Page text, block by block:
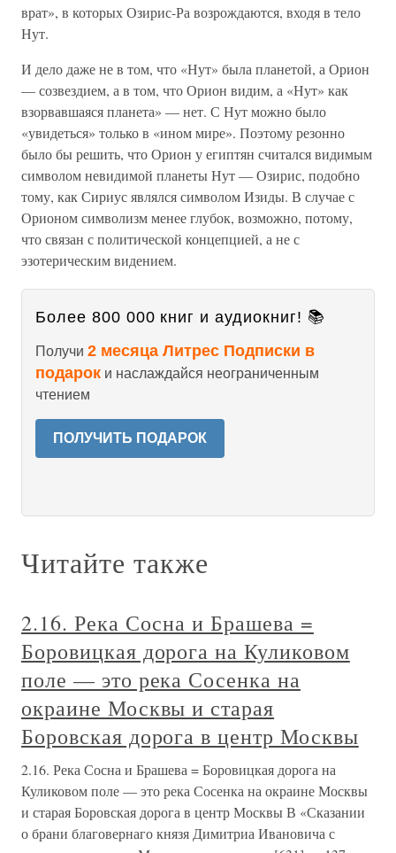
врат», в которых Озирис-Ра возрождаются, входя в тело
Нут.
И дело даже не в том, что «Нут» была планетой, а Орион
— созвездием, а в том, что Орион видим, а «Нут» как
взорвавшаяся планета» — нет. С Нут можно было
«увидеться» только в «ином мире». Поэтому резонно
было бы решить, что Орион у египтян считался видимым
символом невидимой планеты Нут — Озирис, подобно
тому, как Сириус являлся символом Изиды. В случае с
Орионом символизм менее глубок, возможно, потому,
что связан с политической концепцией, а не с
эзотерическим видением.
Более 800 000 книг и аудиокниг! 📚
Получи 2 месяца Литрес Подписки в
подарок и наслаждайся неограниченным
чтением
ПОЛУЧИТЬ ПОДАРОК
Читайте также
2.16. Река Сосна и Брашева =
Боровицкая дорога на Куликовом
поле — это река Сосенка на
окраине Москвы и старая
Боровская дорога в центр Москвы
2.16. Река Сосна и Брашева = Боровицкая дорога на
Куликовом поле — это река Сосенка на окраине Москвы
и старая Боровская дорога в центр Москвы В «Сказании
о брани благовернаго князя Димитриа Ивановича с